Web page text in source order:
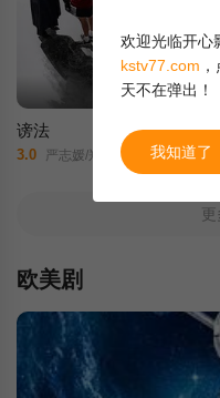
全12
谤法
3.0 严志媛/郑知晓/成东日/赵敏修/丁文晟/金敏载/崔秉默/金仁权/高圭弼/
更
欧美剧
欢迎光临开心
kstv77.com
天不在弹出！
我知道了